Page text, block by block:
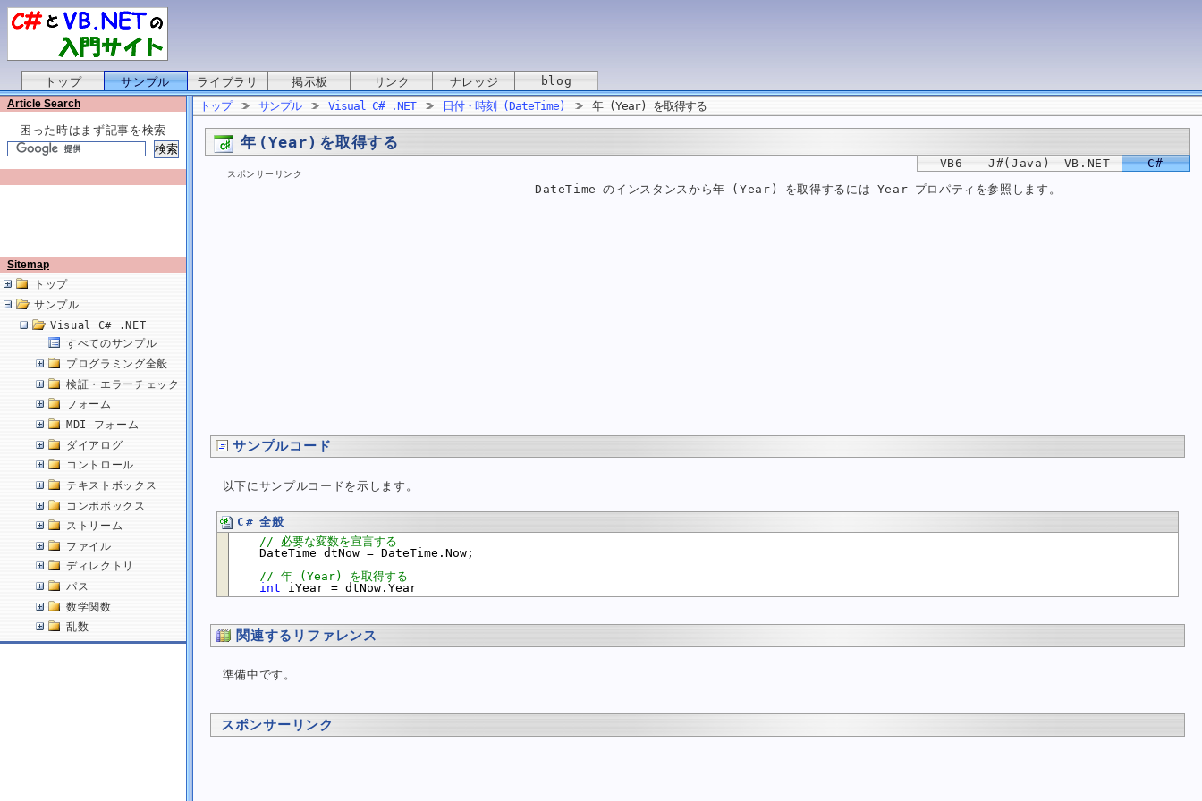
トップ サンプル ライブラリ 掲示板 リンク ナレッジ blog
Article Search
困った時はまず記事を検索
Sitemap
トップ
サンプル
Visual C# .NET
すべてのサンプル
プログラミング全般
検証・エラーチェック
フォーム
MDI フォーム
ダイアログ
コントロール
テキストボックス
コンボボックス
ストリーム
ファイル
ディレクトリ
パス
数学関数
乱数
配列
トップ サンプル Visual C# .NET 日付・時刻 (DateTime) 年 (Year) を取得する
年 (Year) を取得する
C#
VB.NET
J#(Java)
VB6
スポンサーリンク
DateTime のインスタンスから年 (Year) を取得するには Year プロパティを参照します。
サンプルコード
以下にサンプルコードを示します。
C# 全般
// 必要な変数を宣言する
    DateTime dtNow = DateTime.Now;
// 年 (Year) を取得する
int iYear = dtNow.Year
関連するリファレンス
準備中です。
スポンサーリンク